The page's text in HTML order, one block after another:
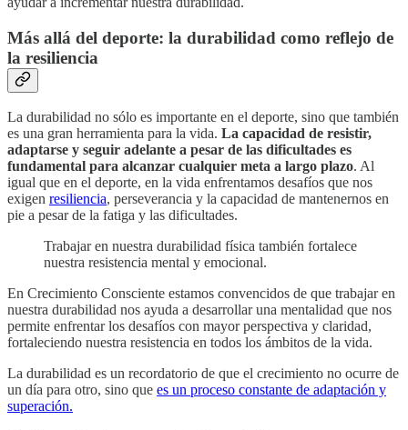
Más allá del deporte: la durabilidad como reflejo de
la resiliencia
La durabilidad no sólo es importante en el deporte, sino que también
es una gran herramienta para la vida. La capacidad de resistir,
adaptarse y seguir adelante a pesar de las dificultades es
fundamental para alcanzar cualquier meta a largo plazo. Al
igual que en el deporte, en la vida enfrentamos desafíos que nos
exigen resiliencia, perseverancia y la capacidad de mantenernos en
pie a pesar de la fatiga y las dificultades.
Trabajar en nuestra durabilidad física también fortalece
nuestra resistencia mental y emocional.
En Crecimiento Consciente estamos convencidos de que trabajar en
nuestra durabilidad nos ayuda a desarrollar una mentalidad que nos
permite enfrentar los desafíos con mayor perspectiva y claridad,
fortaleciendo nuestra resistencia en todos los ámbitos de la vida.
La durabilidad es un recordatorio de que el crecimiento no ocurre de
un día para otro, sino que es un proceso constante de adaptación y
superación.